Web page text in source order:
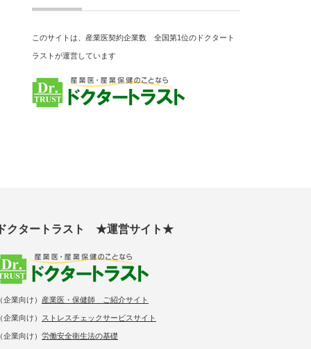
このサイトは、産業医契約企業数 全国第1位のドクタート
ラストが運営しています
クタートラスト ★運営サイト★
企業向け） 産業医・保健師 ご紹介サイト
企業向け） ストレスチェックサービスサイト
企業向け） 労働安全衛生法の基礎